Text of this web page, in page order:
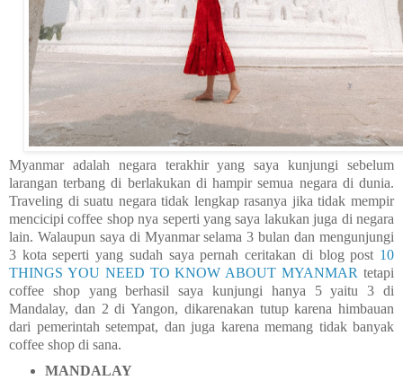
Myanmar adalah negara terakhir yang saya kunjungi sebelum
larangan terbang di berlakukan di hampir semua negara di dunia.
Traveling di suatu negara tidak lengkap rasanya jika tidak mempir
mencicipi coffee shop nya seperti yang saya lakukan juga di negara
lain. Walaupun saya di Myanmar selama 3 bulan dan mengunjungi
3 kota seperti yang sudah saya pernah ceritakan di blog post 10
THINGS YOU NEED TO KNOW ABOUT MYANMAR tetapi
coffee shop yang berhasil saya kunjungi hanya 5 yaitu 3 di
Mandalay, dan 2 di Yangon, dikarenakan tutup karena himbauan
dari pemerintah setempat, dan juga karena memang tidak banyak
coffee shop di sana.
MANDALAY